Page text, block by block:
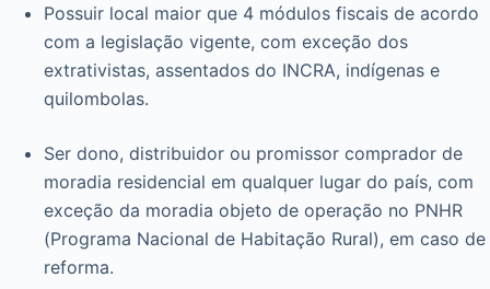
Possuir local maior que 4 módulos fiscais de acordo
com a legislação vigente, com exceção dos
extrativistas, assentados do INCRA, indígenas e
quilombolas.
Ser dono, distribuidor ou promissor comprador de
moradia residencial em qualquer lugar do país, com
exceção da moradia objeto de operação no PNHR
(Programa Nacional de Habitação Rural), em caso de
reforma.